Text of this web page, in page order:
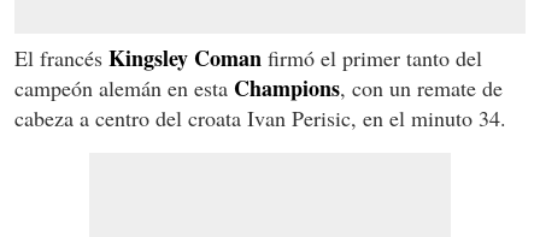
El francés Kingsley Coman firmó el primer tanto del
campeón alemán en esta Champions, con un remate de
cabeza a centro del croata Ivan Perisic, en el minuto 34.